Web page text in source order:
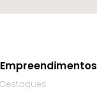
Empreendimentos
Destaques